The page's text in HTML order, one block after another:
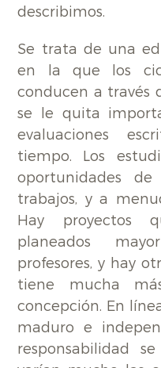
describimos.
Se trata de una
en la que los
conducen a través
se le quita
evaluaciones
tiempo. Los
oportunidades
trabajos, y a
Hay proyectos
planeados
profesores, y hay
tiene mucha
concepción. En
maduro e
responsabilidad